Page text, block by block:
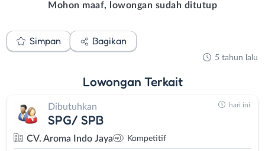
Mohon maaf, lowongan sudah ditutup
Simpan Bagikan
5 tahun lalu
Lowongan Terkait
Dibutuhkan
SPG/ SPB
CV. Aroma Indo Jaya Kompetitif
hari ini